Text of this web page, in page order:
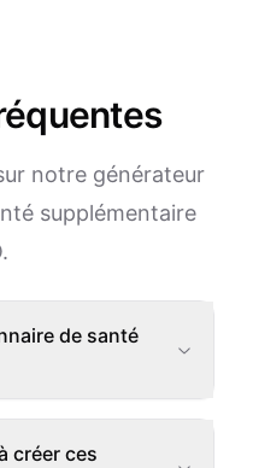
notre générateur
supplémentaire
de santé
créer ces